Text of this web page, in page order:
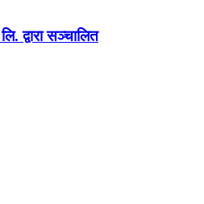
द्वारा सञ्चालित